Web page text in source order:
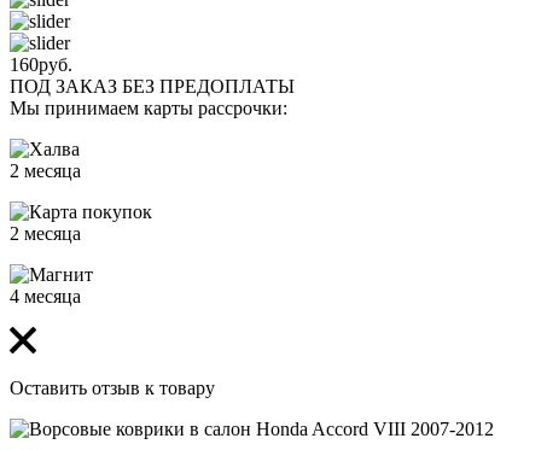
160руб.
ПОД ЗАКАЗ БЕЗ ПРЕДОПЛАТЫ
Мы принимаем карты рассрочки:
2 месяца
2 месяца
4 месяца
Оставить отзыв к товару